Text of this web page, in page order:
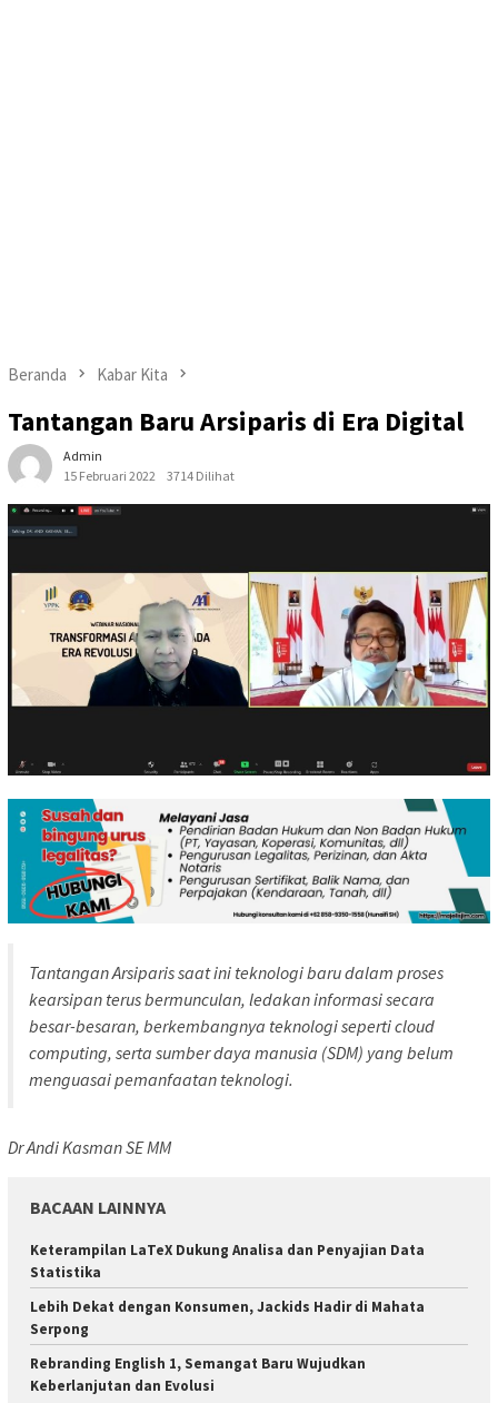
Beranda Kabar Kita
Tantangan Baru Arsiparis di Era Digital
Admin
15 Februari 2022
3714 Dilihat
Tantangan Arsiparis saat ini teknologi baru dalam proses
kearsipan terus bermunculan, ledakan informasi secara
besar-besaran, berkembangnya teknologi seperti cloud
computing, serta sumber daya manusia (SDM) yang belum
menguasai pemanfaatan teknologi.
Dr Andi Kasman SE MM
BACAAN LAINNYA
Keterampilan LaTeX Dukung Analisa dan Penyajian Data
Statistika
Lebih Dekat dengan Konsumen, Jackids Hadir di Mahata
Serpong
Rebranding English 1, Semangat Baru Wujudkan
Keberlanjutan dan Evolusi